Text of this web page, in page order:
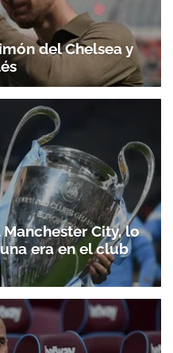
del Chelsea y
City, lo
era en el club